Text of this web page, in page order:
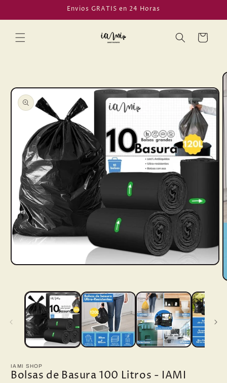
al contenido
Envios GRATIS en 24 Horas
Carrito
información
del producto
Abrir
ventana
modal
IAMI SHOP
Bolsas de Basura 100 Litros - IAMI